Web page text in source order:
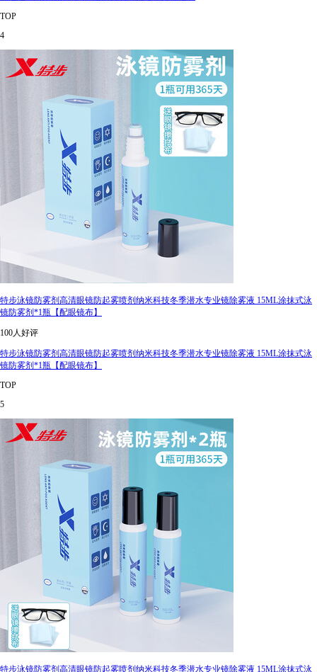
TOP
4
特步泳镜防雾剂高清眼镜防起雾喷剂纳米科技冬季潜水专业镜除雾液 15ML涂抹式泳
镜防雾剂*1瓶【配眼镜布】
100人好评
特步泳镜防雾剂高清眼镜防起雾喷剂纳米科技冬季潜水专业镜除雾液 15ML涂抹式泳
镜防雾剂*1瓶【配眼镜布】
TOP
5
特步泳镜防雾剂高清眼镜防起雾喷剂纳米科技冬季潜水专业镜除雾液 15ML涂抹式泳